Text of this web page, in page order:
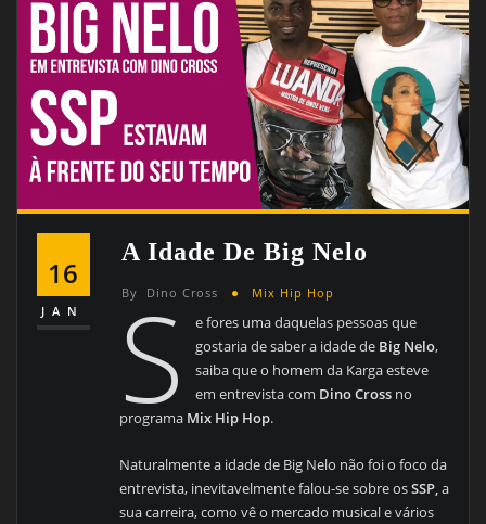
16
JAN
A Idade De Big Nelo
By Dino Cross Mix Hip Hop
S
e fores uma daquelas pessoas que
gostaria de saber a idade de Big Nelo,
saiba que o homem da Karga esteve
em entrevista com Dino Cross no
programa Mix Hip Hop.
Naturalmente a idade de Big Nelo não foi o foco da
entrevista, inevitavelmente falou-se sobre osSSP,a
sua carreira, como vê o mercado musical e vários